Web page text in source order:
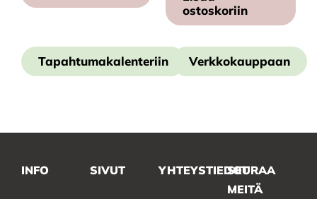
ostoskoriin
Tapahtumakalenteriin Verkkokauppaan
INFO SIVUT YHTEYSTIEDOTSEURAA
MEITÄ